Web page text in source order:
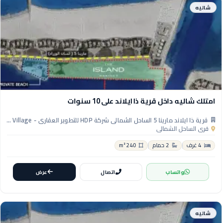
شاليه
امتلك شاليه داخل قرية ذا ايلاند على 10 سنوات
قرية ذا ايلاند مارينا 5 الساحل الشمالي شركة HDP للتطوير العقاري - The Island Marina 5 North Coast Village
قرى الساحل الشمالي
4 غرف 2 حمام 240 m²
واتساب اتصال عرض
شاليه